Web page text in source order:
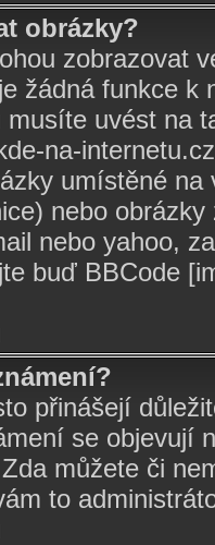
obrázky?
zobrazovat
žádná funkce
musíte uvést na
na-
umístěné
nebo
nebo yahoo,
buď BBCode
přinášejí
se objevují
můžete či
to